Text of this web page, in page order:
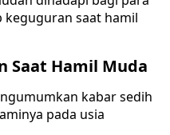
keguguran saat hamil
Saat Hamil Muda
kabar sedih
pada usia